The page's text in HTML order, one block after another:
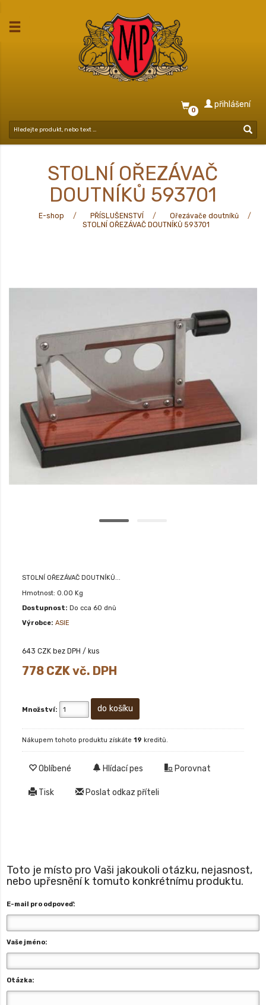
0
přihlášení
STOLNÍ OŘEZÁVAČ
DOUTNÍKŮ 593701
E-shop PŘÍSLUŠENSTVÍ
Ořezávače doutníků
STOLNÍ OŘEZÁVAČ DOUTNÍKŮ 593701
STOLNÍ OŘEZÁVAČ DOUTNÍKŮ...
Hmotnost: 0.00 Kg
Dostupnost: Do cca 60 dnů
Výrobce: ASIE
643 CZK bez DPH / kus
778 CZK vč. DPH
Množství:
Nákupem tohoto produktu získáte 19 kreditů.
Oblíbené Hlídací pes Porovnat
Tisk Poslat odkaz příteli
Toto je místo pro Vaši jakoukoli otázku, nejasnost,
nebo upřesnění k tomuto konkrétnímu produktu.
E-mail pro odpoveď:
Vaše jméno:
Otázka: